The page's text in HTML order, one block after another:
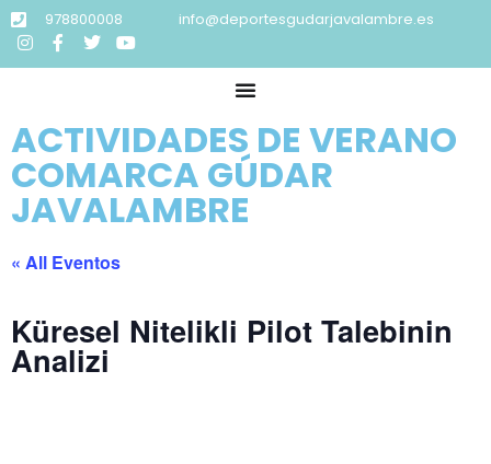
978800008 info@deportesgudarjavalambre.es
ACTIVIDADES DE VERANO
COMARCA GÚDAR
JAVALAMBRE
« All Eventos
Küresel Nitelikli Pilot Talebinin
Analizi